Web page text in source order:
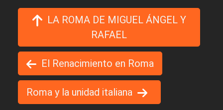
LA ROMA DE MIGUEL ÁNGEL Y
RAFAEL
El Renacimiento en Roma
Roma y la unidad italiana